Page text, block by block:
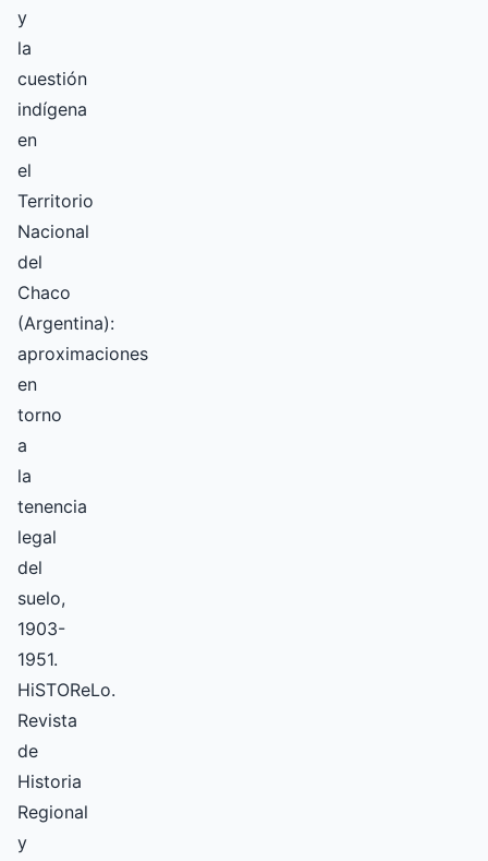
y
la
cuestión
indígena
en
el
Territorio
Nacional
del
Chaco
(Argentina):
aproximaciones
en
torno
a
la
tenencia
legal
del
suelo,
1903-
1951.
HiSTOReLo.
Revista
de
Historia
Regional
y